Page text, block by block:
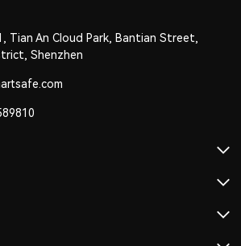
Tian An Cloud Park, Bantian Street,
Shenzhen